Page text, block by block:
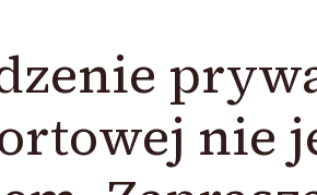
nie